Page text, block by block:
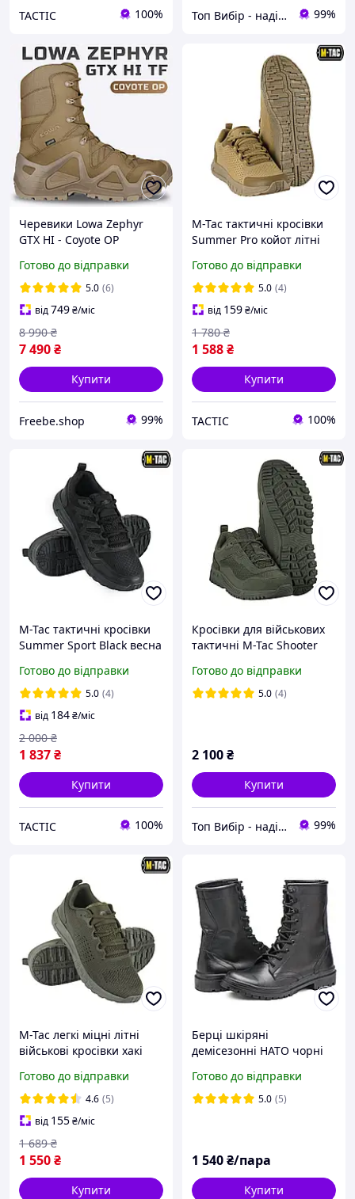
TACTIC 100% Топ Вибір - надійний магазин, перевірений часом 99%
Черевики Lowa Zephyr
GTX HI - Coyote OP
демісезонні
Готово до відправки
5.0 (6)
від749₴/міс
7 490₴
8 990 ₴
Купити
Freebe.shop 99%
M-Tac тактичні кросівки
Summer Pro койот літні
(39,40,41,4243,,44,45,46,47
розміри )
Готово до відправки
5.0 (4)
від 159₴/міс
1 588₴
1 780 ₴
Купити
TACTIC 100%
M-Tac тактичні кросівки
Summer Sport Black весна
військових та
повсякденного носіння
(40-47 розмір)
Готово до відправки
5.0 (4)
від 184₴/міс
1 837₴
2 000 ₴
Купити
TACTIC 100%
Кросівки для військових
тактичні M-Tac Shooter
військове взуття М-Так,
колір оливковий
Готово до відправки
5.0 (4)
2 100₴
Купити
Топ Вибір - надійний магазин, перевірений часом 99%
M-Tac легкі міцні літні
військові кросівки хакі
Готово до відправки
4.6 (5)
від 155₴/міс
1 550₴
1 689 ₴
Купити
Берці шкіряні
демісезонні НАТО чорні
Готово до відправки
5.0 (5)
1 540₴/пара
Купити